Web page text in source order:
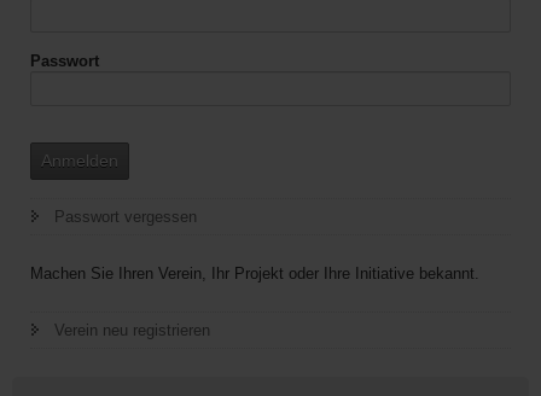
Passwort
Anmelden
Passwort vergessen
Machen Sie Ihren Verein, Ihr Projekt oder Ihre Initiative bekannt.
Verein neu registrieren